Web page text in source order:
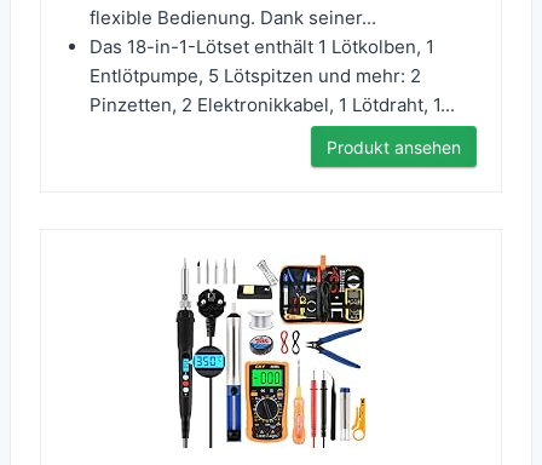
flexible Bedienung. Dank seiner...
Das 18-in-1-Lötset enthält 1 Lötkolben, 1
Entlötpumpe, 5 Lötspitzen und mehr: 2
Pinzetten, 2 Elektronikkabel, 1 Lötdraht, 1...
Produkt ansehen